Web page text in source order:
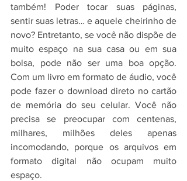
também! Poder tocar suas páginas,
sentir suas letras… e aquele cheirinho de
novo? Entretanto, se você não dispõe de
muito espaço na sua casa ou em sua
bolsa, pode não ser uma boa opção.
Com um livro em formato de áudio, você
pode fazer o download direto no cartão
de memória do seu celular. Você não
precisa se preocupar com centenas,
milhares, milhões deles apenas
incomodando, porque os arquivos em
formato digital não ocupam muito
espaço.